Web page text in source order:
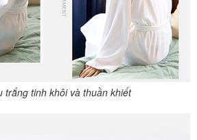
trắng tinh khôi và thuần khiết